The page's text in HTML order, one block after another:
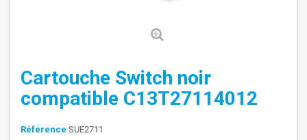
Cartouche Switch noir
compatible C13T27114012
Référence SUE2711